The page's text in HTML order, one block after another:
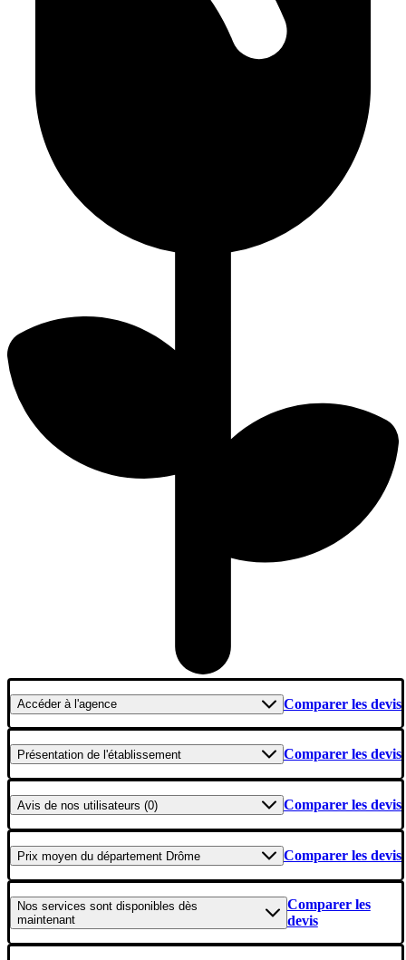
Accéderà l'agence Comparer les devis
Présentation de l'établissement Comparer les devis
Avis de nos utilisateurs (0) Comparer les devis
Prix moyen du département Drôme Comparer les devis
Nos services sont disponibles dès
maintenant
Comparer les
devis